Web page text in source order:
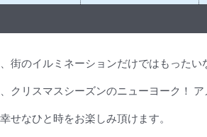
街のイルミネーションだけではもった
クリスマスシーズンのニューヨーク！
せなひと時をお楽しみ頂けます。